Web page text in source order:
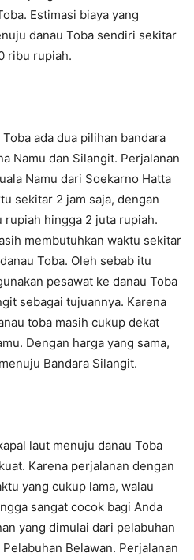
Estimasi biaya yang
danau Toba sendiri sekitar
ribu rupiah.
ada dua pilihan bandara
Namu dan Silangit. Perjalanan
Namu dari Soekarno Hatta
sekitar 2 jam saja, dengan
hingga 2 juta rupiah.
membutuhkan waktu sekitar
Toba. Oleh sebab itu
pesawat ke danau Toba
sebagai tujuannya. Karena
toba masih cukup dekat
Dengan harga yang sama,
Bandara Silangit.
laut menuju danau Toba
Karena perjalanan dengan
yang cukup lama, walau
sangat cocok bagi Anda
yang dimulai dari pelabuhan
Belawan. Perjalanan